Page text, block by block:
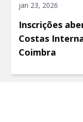
jan 23, 2026
Inscrições
Costas
Coimbra